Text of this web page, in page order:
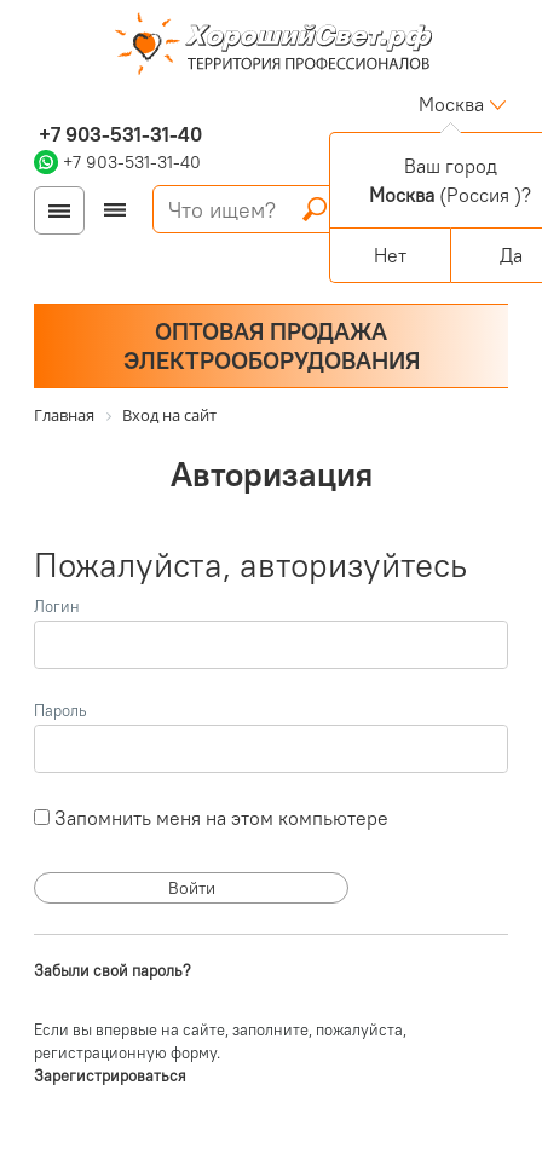
+7 903-531-31-40
+7 903-531-31-40
Москва
Войти
Регистрация
Корзина
0 позиций
Персональный раздел
ОПТОВАЯ ПРОДАЖА
ЭЛЕКТРООБОРУДОВАНИЯ
Главная Вход на сайт
Авторизация
Пожалуйста, авторизуйтесь
Логин
Пароль
Запомнить меня на этом компьютере
Забыли свой пароль?
Если вы впервые на сайте, заполните, пожалуйста,
регистрационную форму.
Зарегистрироваться
Ваш город
Москва (Россия )?
Нет Да